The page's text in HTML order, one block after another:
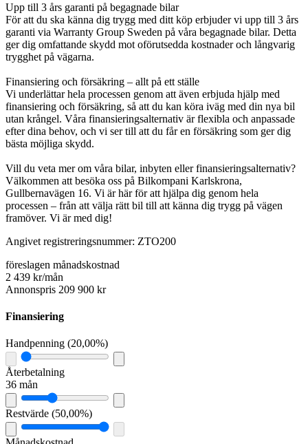
Upp till 3 års garanti på begagnade bilar
För att du ska känna dig trygg med ditt köp erbjuder vi upp till 3 års
garanti via Warranty Group Sweden på våra begagnade bilar. Detta
ger dig omfattande skydd mot oförutsedda kostnader och långvarig
trygghet på vägarna.
Finansiering och försäkring – allt på ett ställe
Vi underlättar hela processen genom att även erbjuda hjälp med
finansiering och försäkring, så att du kan köra iväg med din nya bil
utan krångel. Våra finansieringsalternativ är flexibla och anpassade
efter dina behov, och vi ser till att du får en försäkring som ger dig
bästa möjliga skydd.
Vill du veta mer om våra bilar, inbyten eller finansieringsalternativ?
Välkommen att besöka oss på Bilkompani Karlskrona,
Gullbernavägen 16. Vi är här för att hjälpa dig genom hela
processen – från att välja rätt bil till att känna dig trygg på vägen
framöver. Vi är med dig!
Angivet registreringsnummer: ZTO200
föreslagen månadskostnad
2 439 kr/mån
Annonspris 209 900 kr
Finansiering
Handpenning (20,00%)
Återbetalning
36 mån
Restvärde (50,00%)